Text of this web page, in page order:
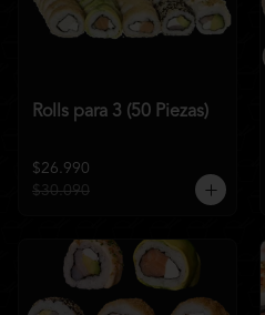
Rolls para 3 (50 Piezas)
$26.990
$30.090